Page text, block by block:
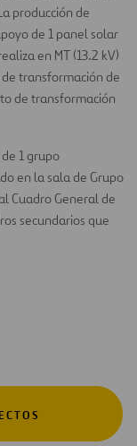
producción de
de 1 panel solar
en MT (13.2 kV)
transformación de
de transformación
1 grupo
en la sala de Grupo
Cuadro General de
secundarios que